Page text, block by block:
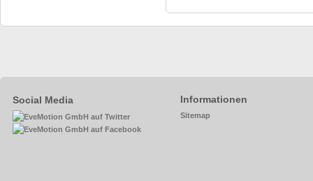
Social Media Informationen
Sitemap